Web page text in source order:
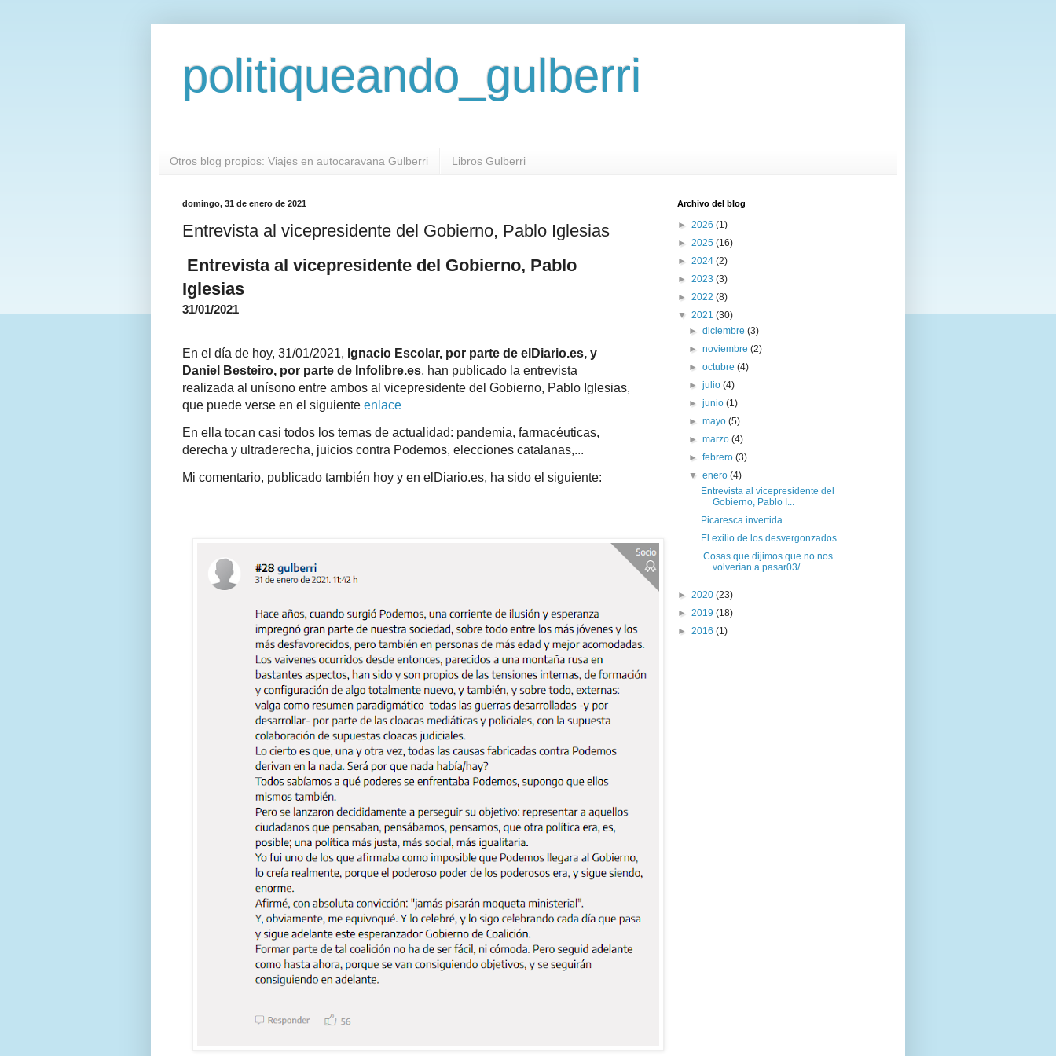
politiqueando_gulberri
Otros blog propios: Viajes en autocaravana Gulberri Libros Gulberri
domingo, 31 de enero de 2021
Entrevista al vicepresidente del Gobierno, Pablo Iglesias
Entrevista al vicepresidente del Gobierno, Pablo
Iglesias
31/01/2021
En el día de hoy, 31/01/2021, Ignacio Escolar, por parte de elDiario.es, y
Daniel Besteiro, por parte de Infolibre.es, han publicado la entrevista
realizada al unísono entre ambos al vicepresidente del Gobierno, Pablo Iglesias,
que puede verse en el siguiente enlace
En ella tocan casi todos los temas de actualidad: pandemia, farmacéuticas,
derecha y ultraderecha, juicios contra Podemos, elecciones catalanas,...
Mi comentario, publicado también hoy y en elDiario.es, ha sido el siguiente:
Archivo del blog
► 2026 (1)
► 2025 (16)
► 2024 (2)
► 2023 (3)
► 2022 (8)
▼ 2021 (30)
►diciembre(3)
►noviembre(2)
►octubre(4)
►julio(4)
►junio(1)
►mayo(5)
►marzo(4)
►febrero(3)
▼enero(4)
Entrevista al vicepresidente del
Gobierno, Pablo I...
Picaresca invertida
El exilio de los desvergonzados
Cosas que dijimos que no nos
volverían a pasar03/...
► 2020 (23)
► 2019 (18)
► 2016 (1)